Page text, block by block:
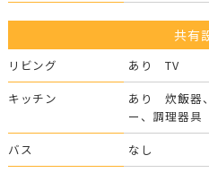
共有
リビング
あり TV
キッチン
あり 炊飯器
ー、調理器具
バス
なし